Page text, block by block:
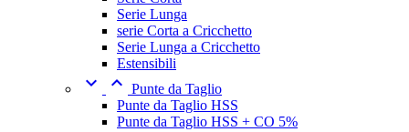
Serie Lunga
serie Corta a Cricchetto
Serie Lunga a Cricchetto
Estensibili
  Punte da Taglio
Punte da Taglio HSS
Punte da Taglio HSS + CO 5%